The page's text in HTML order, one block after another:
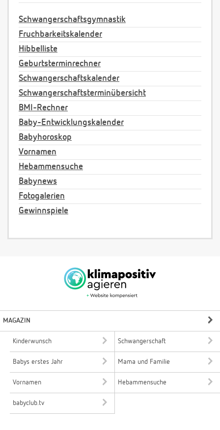
Schwangerschaftsgymnastik
Fruchbarkeitskalender
Hibbelliste
Geburtsterminrechner
Schwangerschaftskalender
Schwangerschaftsterminübersicht
BMI-Rechner
Baby-Entwicklungskalender
Babyhoroskop
Vornamen
Hebammensuche
Babynews
Fotogalerien
Gewinnspiele
MAGAZIN
Kinderwunsch Schwangerschaft
Babys erstes Jahr Mama und Familie
Vornamen Hebammensuche
babyclub.tv